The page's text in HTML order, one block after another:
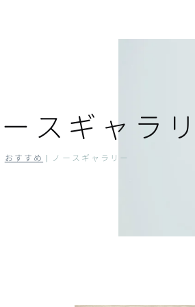
スギャラ
おすすめ | ノースギャラリー